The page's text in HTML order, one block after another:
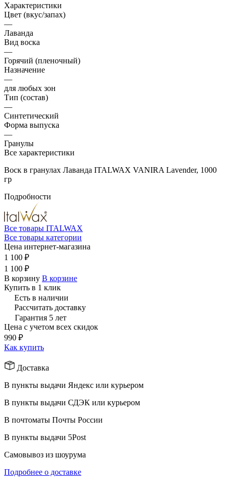
Характеристики
Цвет (вкус/запах)
—
Лаванда
Вид воска
—
Горячий (пленочный)
Назначение
—
для любых зон
Тип (состав)
—
Синтетический
Форма выпуска
—
Гранулы
Все характеристики
Воск в гранулах Лаванда ITALWAX VANIRA Lavender, 1000
гр
Подробности
Все товары ITALWAX
Все товары категории
Цена интернет-магазина
1 100 ₽
1 100 ₽
В корзину В корзине
Купить в 1 клик
Есть в наличии
Рассчитать доставку
Гарантия 5 лет
Цена с учетом всех скидок
990 ₽
Как купить
Доставка
В пункты выдачи Яндекс или курьером
В пункты выдачи СДЭК или курьером
В почтоматы Почты России
В пункты выдачи 5Post
Самовывоз из шоурума
Подробнее о доставке